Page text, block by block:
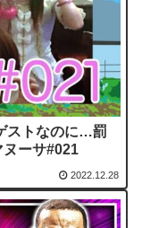
ストなのに…罰
ーサ#021
2022.12.28